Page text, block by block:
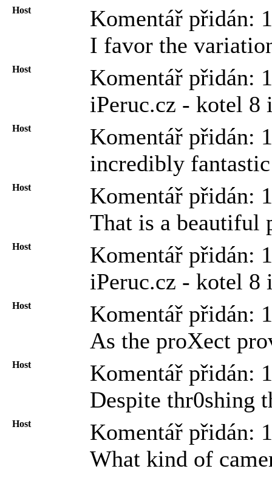
Host
Komentář přidán:
I favor the
Host
Komentář přidán:
iPeruc.cz - kotel 8
Host
Komentář přidán:
incredibly
Host
Komentář přidán:
That is a beautiful
Host
Komentář přidán:
iPeruc.cz - kotel 8
Host
Komentář přidán:
As the proXect
Host
Komentář přidán:
Despite thr0shing
Host
Komentář přidán:
What kind of